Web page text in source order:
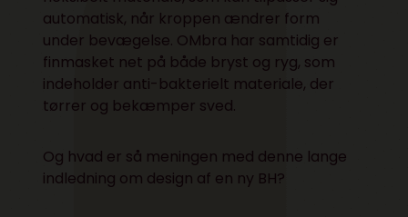
automatisk, når kroppen ændrer form
under bevægelse. OMbra har samtidig er
finmasket net på både bryst og ryg, som
indeholder anti-bakterielt materiale, der
tørrer og bekæmper sved.
Og hvad er så meningen med denne lange
indledning om design af en ny BH?